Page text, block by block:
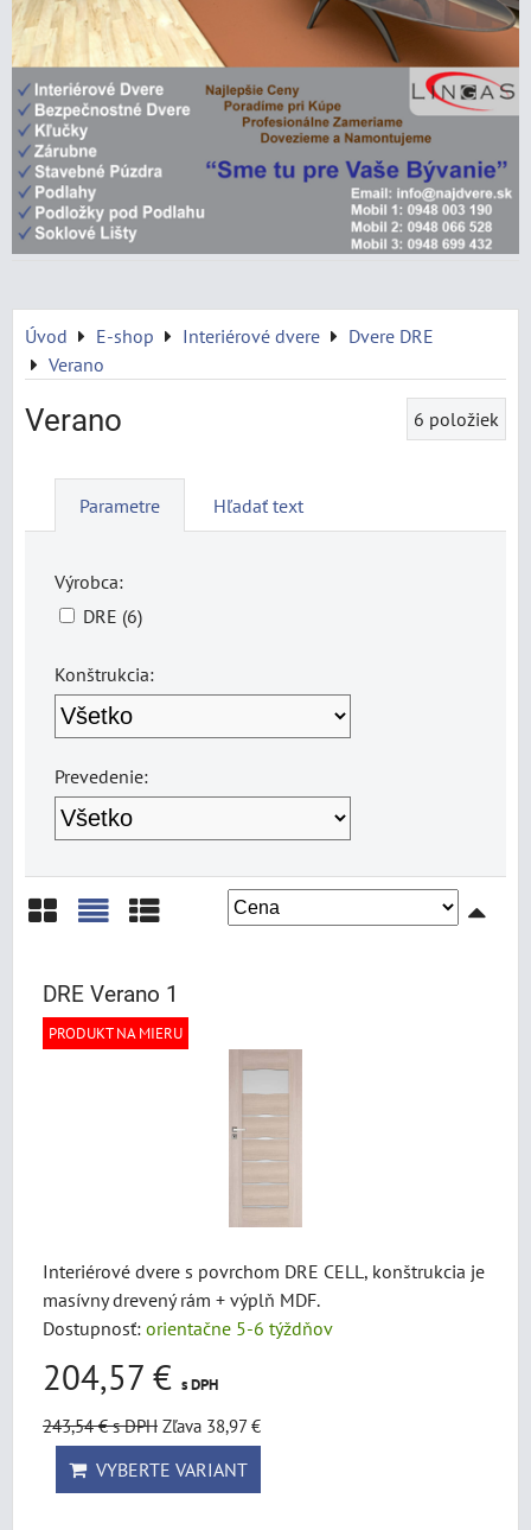
Úvod E-shop Interiérové dvere
Dvere DRE
Verano
Verano 6 položiek
Parametre Hľadať text
Výrobca:
DRE (6)
Konštrukcia:
Prevedenie:
DRE Verano 1
PRODUKT NA MIERU
Interiérové dvere s povrchom DRE CELL, konštrukcia je
masívny drevený rám + výplň MDF.
Dostupnosť: orientačne 5-6 týždňov
204,57 € s DPH
243,54 €s DPH Zľava 38,97 €
VYBERTE VARIANT